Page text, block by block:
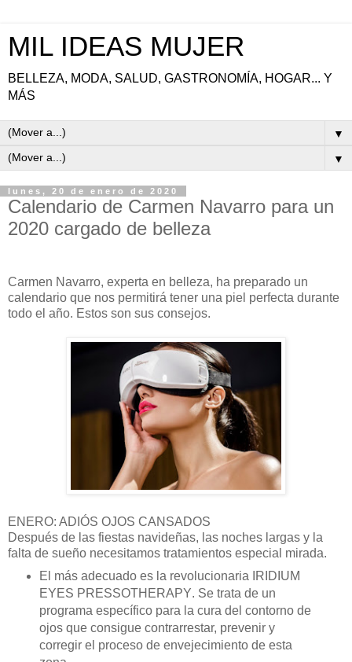
MIL IDEAS MUJER
BELLEZA, MODA, SALUD, GASTRONOMÍA, HOGAR... Y
MÁS
▼
▼
lunes, 20 de enero de 2020
Calendario de Carmen Navarro para un
2020 cargado de belleza
Carmen Navarro, experta en belleza, ha preparado un
calendario que nos permitirá tener una piel perfecta durante
todo el año. Estos son sus consejos.
ENERO: ADI ÓS OJOS CANSADOS
Después de las fiestas navideñas, las noches largas y la
falta de sueño necesitamos tratamientos especial mirada.
El más adecuado es la revolucionaria
IRIDIUM
EYES PRESSOTHERAPY. Se trata de un
programa específico para la cura del contorno de
ojos que consigue contrarrestar, prevenir y
corregir el proceso de envejecimiento de esta